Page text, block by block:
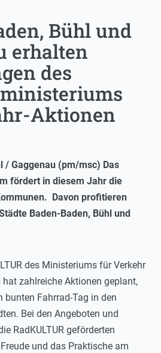
Bühl und
erhalten
des
Aktionen
/ Gaggenau (pm/msc) Das
fördert in diesem Jahr die
Davon profitieren
Baden-Baden, Bühl und
des Ministeriums für Verkehr
hat zahlreiche Aktionen geplant,
bunten Fahrrad-Tag in den
Bei den Angeboten und
RadKULTUR geförderten
und das Praktische am